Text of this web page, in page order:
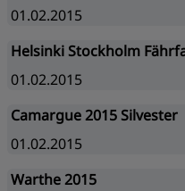
01.02.2015
Helsinki Stockholm
01.02.2015
Camargue 2015 Silvester
01.02.2015
Warthe 2015